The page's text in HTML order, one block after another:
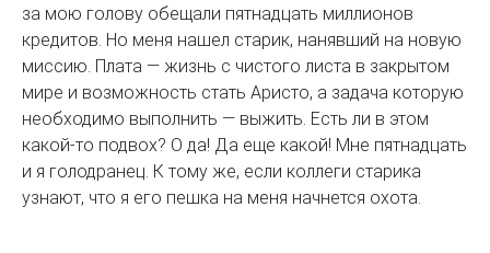
за мою голову обещали пятнадцать миллионов
кредитов. Но меня нашел старик, нанявший на новую
миссию. Плата — жизнь с чистого листа в закрытом
мире и возможность стать Аристо, а задача которую
необходимо выполнить — выжить. Есть ли в этом
какой-то подвох? О да! Да еще какой! Мне пятнадцать
и я голодранец. К тому же, если коллеги старика
узнают, что я его пешка на меня начнется охота.